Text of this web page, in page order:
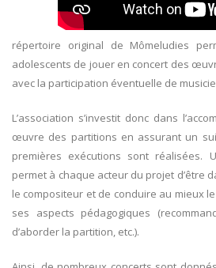
répertoire original de Mômeludies
adolescents de jouer en concert des
avec la participation éventuelle de
L’association s’investit donc dans
œuvre des partitions en assurant un
premières exécutions sont réalisées.
permet à chaque acteur du projet d’être
le compositeur et de conduire au mieux
ses aspects pédagogiques
d’aborder la partition, etc.).